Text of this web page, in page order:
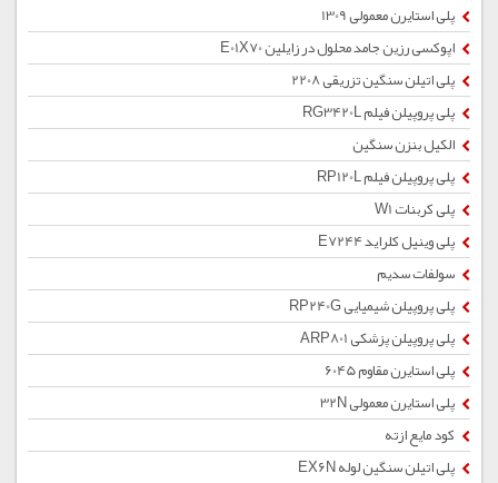
پلی استایرن معمولی 1309
اپوکسی رزین جامد محلول در زایلین E01X70
پلی اتیلن سنگین تزریقی 2208
پلی پروپیلن فیلم RG3420L
الکیل بنزن سنگین
پلی پروپیلن فیلم RP120L
پلی کربنات W1
پلی وینیل کلراید E7244
سولفات سدیم
پلی پروپیلن شیمیایی RP240G
پلی پروپیلن پزشکی ARP801
پلی استایرن مقاوم 6045
پلی استایرن معمولی 32N
کود مایع ازته
پلی اتیلن سنگین لوله EX6N